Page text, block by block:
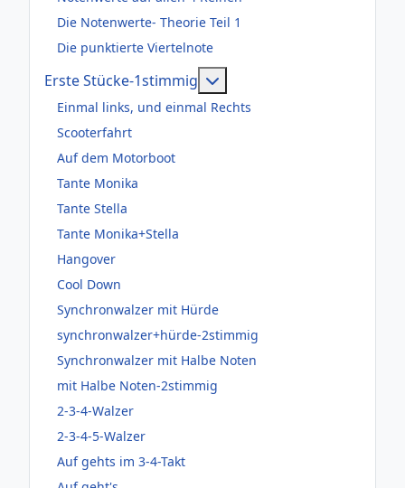
Die Notenwerte- Theorie Teil 1
Die punktierte Viertelnote
Erste Stücke-1stimmig
Einmal links, und einmal Rechts
Scooterfahrt
Auf dem Motorboot
Tante Monika
Tante Stella
Tante Monika+Stella
Hangover
Cool Down
Synchronwalzer mit Hürde
synchronwalzer+hürde-2stimmig
Synchronwalzer mit Halbe Noten
mit Halbe Noten-2stimmig
2-3-4-Walzer
2-3-4-5-Walzer
Auf gehts im 3-4-Takt